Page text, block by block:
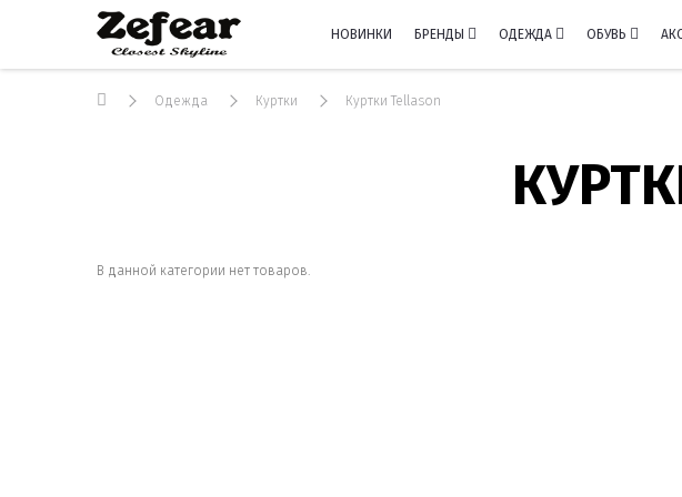
НОВИНКИ БРЕНДЫ ОДЕЖДА ОБУВЬ
Одежда Куртки Куртки Tellason
В данной категории нет товаров.